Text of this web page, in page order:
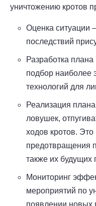
уничтожению кротов
Оценка ситуации
последствий
Разработка
подбор наиболее
технологий для
Реализация
ловушек,
ходов кротов.
предотвращения
также их будущих
Мониторинг
мероприятий по